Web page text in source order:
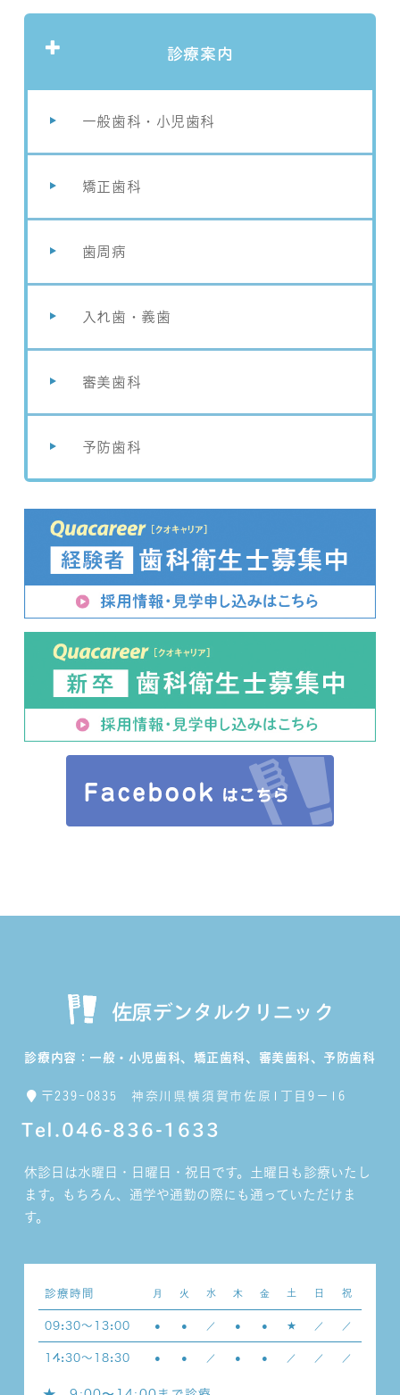
診療案内
一般歯科・小児歯科
矯正歯科
歯周病
入れ歯・義歯
審美歯科
予防歯科
佐原デンタルクリニック
診療内容： 一般・小児歯科、矯正歯科、審美歯科、予防歯科
〒239-0835 神奈川県横須賀市佐原1丁目9−16
Tel.046-836-1633
休診日は水曜日・日曜日・祝日です。土曜日も診療いたし
ます。
もちろん、通学や通勤の際にも通っていただけま
す。
診療時間 月 火 水 木 金 土 日 祝
09:30～13:00 ● ● ／ ● ● ★ ／ ／
14:30～18:30 ● ● ／ ● ● ／ ／ ／